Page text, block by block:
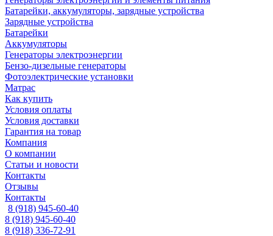
Батарейки, аккумуляторы, зарядные устройства
Зарядные устройства
Батарейки
Аккумуляторы
Генераторы электроэнергии
Бензо-дизельные генераторы
Фотоэлектрические установки
Матрас
Как купить
Условия оплаты
Условия доставки
Гарантия на товар
Компания
О компании
Статьи и новости
Контакты
Отзывы
Контакты
8 (918) 945-60-40
8 (918) 945-60-40
8 (918) 336-72-91